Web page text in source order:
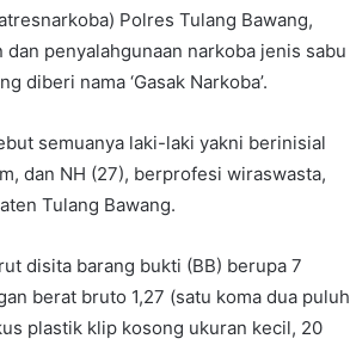
Polres Tulang Bawang,
penyalahgunaan narkoba jenis sabu
diberi nama ‘Gasak Narkoba’.
semuanya laki-laki yakni berinisial
dan NH (27), berprofesi wiraswasta,
Tulang Bawang.
disita barang bukti (BB) berupa 7
berat bruto 1,27 (satu koma dua puluh
plastik klip kosong ukuran kecil, 20